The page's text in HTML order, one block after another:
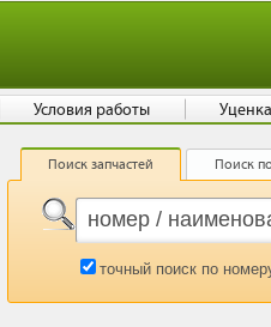
Поиск запчастей Поиск
точный поиск по
Условия работы